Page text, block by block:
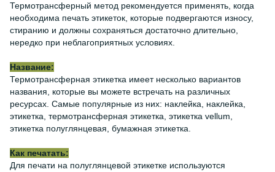
Термотрансферный метод рекомендуется применять, когда
необходима печать этикеток, которые подвергаются износу,
стиранию и должны сохраняться достаточно длительно,
нередко при неблагоприятных условиях.
Название:
Термотрансферная этикетка имеет несколько вариантов
названия, которые вы можете встречать на различных
ресурсах. Самые популярные из них: наклейка, наклейка,
этикетка, термотрансферная этикетка, этикетка vellum,
этикетка полуглянцевая, бумажная этикетка.
Как печатать:
Для печати на полуглянцевой этикетке используются